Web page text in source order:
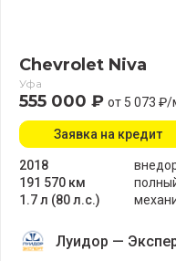
Chevrolet Niva
Уфа
555 000 ₽ от 5 073 ₽/
2018
191 570 км
1.7 л (80 л.с.)
Заявка на кредит
Луидор —